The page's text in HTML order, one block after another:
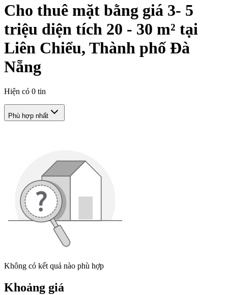
Cho thuê mặt bằng giá 3- 5
triệu diện tích 20 - 30 m² tại
Liên Chiểu, Thành phố Đà
Nẵng
Hiện có 0 tin
Phù hợp nhất
Không có kết quả nào phù hợp
Khoảng giá